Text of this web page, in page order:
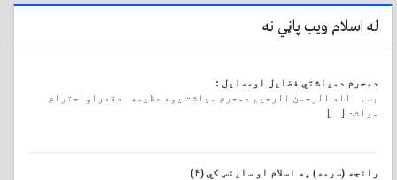
له اسلام ویب پاڼي نه
دمحرم دمیاشتي فضایل اومسایل :
بسم الله الرحمن الرحیم دمحرم میاشت یوه عظیمه دقدراواحترام
میاشت […]
رانجه (سرمه) په اسلام او ساینس کي (۴)